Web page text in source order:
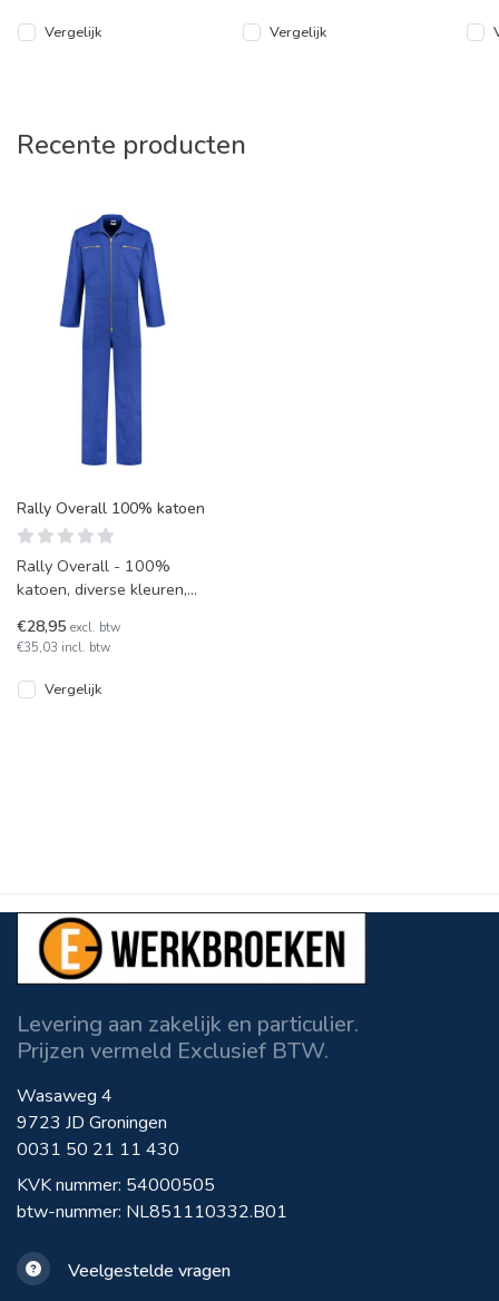
Vergelijk Vergelijk
Recente producten
Rally Overall 100% katoen
Rally Overall - 100%
katoen, diverse kleuren,
overall met veel zakken
en tweewe
€28,95 excl. btw
€35,03 incl. btw
Vergelijk
Levering aan zakelijk en particulier.
Prijzen vermeld Exclusief BTW.
Wasaweg 4
9723 JD Groningen
0031 50 21 11 430
KVK nummer: 54000505
btw-nummer: NL851110332.B01
Veelgestelde vragen